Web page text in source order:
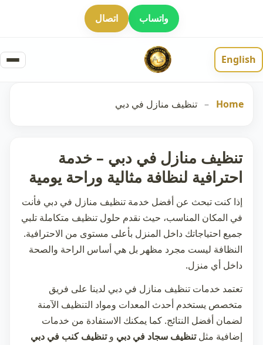
واتساب اتصال
English
Home
– تنظيف منازل في دبي
تنظيف منازل في دبي – خدمة
احترافية لنظافة مثالية وراحة يومية
إذا كنت تبحث عن أفضل خدمة تنظيف منازل في دبي فأنت
في المكان المناسب، حيث نقدم حلول تنظيف متكاملة تلبي
جميع احتياجاتك داخل المنزل بأعلى مستوى من الاحترافية.
النظافة ليست مجرد مظهر بل هي أساس الراحة والصحة
داخل أي منزل.
تعتمد خدمات تنظيف منازل في دبي لدينا على فريق
متخصص يستخدم أحدث المعدات ومواد التنظيف الآمنة
لضمان أفضل النتائج. كما يمكنك الاستفادة من خدمات
إضافية مثلتنظيف سجاد في دبي وتنظيف كنب في دبي